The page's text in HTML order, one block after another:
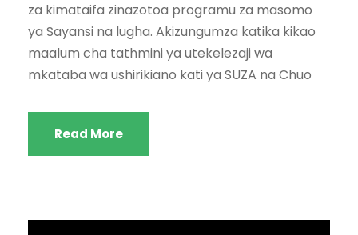
za kimataifa zinazotoa programu za masomo
ya Sayansi na lugha. Akizungumza katika kikao
maalum cha tathmini ya utekelezaji wa
mkataba wa ushirikiano kati ya SUZA na Chuo
Read More